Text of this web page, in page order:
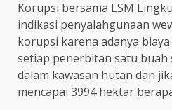
Korupsi bersama LSM
indikasi penyalahgunaan
korupsi karena adanya
setiap penerbitan satu buah
dalam kawasan hutan dan
mencapai 3994 hektar